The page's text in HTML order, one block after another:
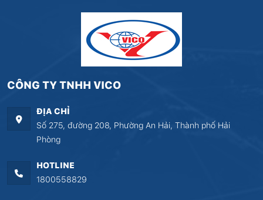
CÔNG TY TNHH VICO
ĐỊA CHỈ
Số 275, đường 208, Phường An Hải, Thành phố Hải
Phòng
HOTLINE
1800558829